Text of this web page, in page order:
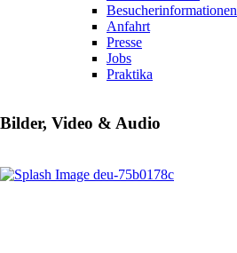
Besucherinformationen
Anfahrt
Presse
Jobs
Praktika
Bilder, Video & Audio